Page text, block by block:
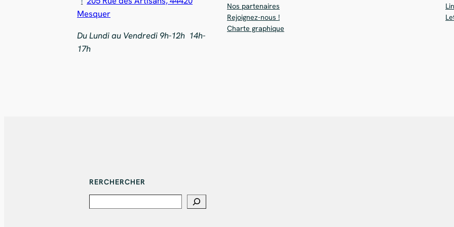
Mesquer
Du Lundi au Vendredi 9h-12h 14h-
17h
Nos partenaires
Rejoignez-nous !
Charte graphique
RERCHERCHER